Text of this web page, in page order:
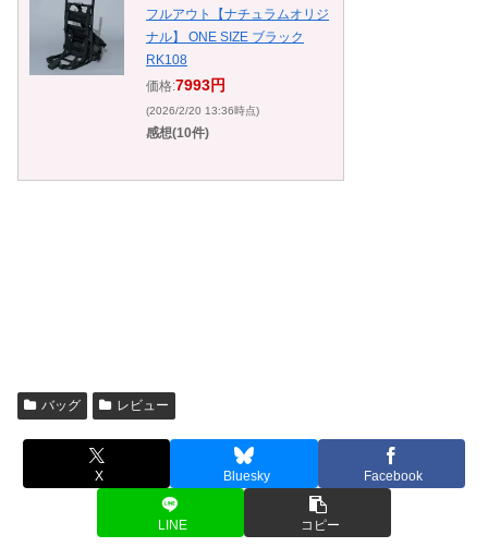
フルアウト【ナチュラムオリジ
ナル】 ONE SIZE ブラック
RK108
価格:7993円
(2026/2/20 13:36時点)
感想(10件)
バッグ レビュー
X Bluesky Facebook
LINE コピー